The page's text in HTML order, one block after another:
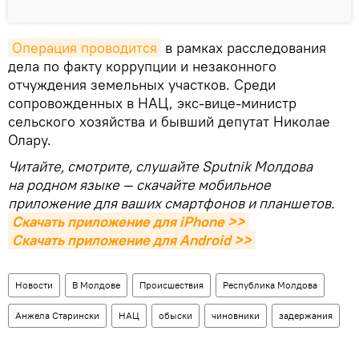
Операция проводится в рамках расследования
дела по факту коррупции и незаконного
отчуждения земельных участков. Среди
сопровожденных в НАЦ, экс-вице-министр
сельского хозяйства и бывший депутат Николае
Олару.
Читайте, смотрите, слушайте Sputnik Молдова
на родном языке — скачайте мобильное
приложение для ваших смартфонов и планшетов.
Скачать приложение для iPhone >>
Скачать приложение для Android >>
Новости В Молдове Происшествия Республика Молдова
Анжела Старински НАЦ обыски чиновники задержания